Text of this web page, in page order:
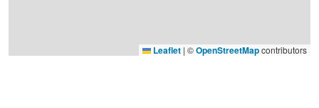
Leaflet | ©OpenStreetMapcontributors